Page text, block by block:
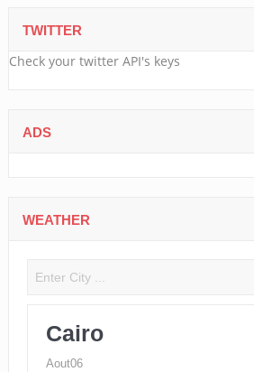
TWITTER
Check your twitter API's keys
ADS
WEATHER
Cairo
Aout06